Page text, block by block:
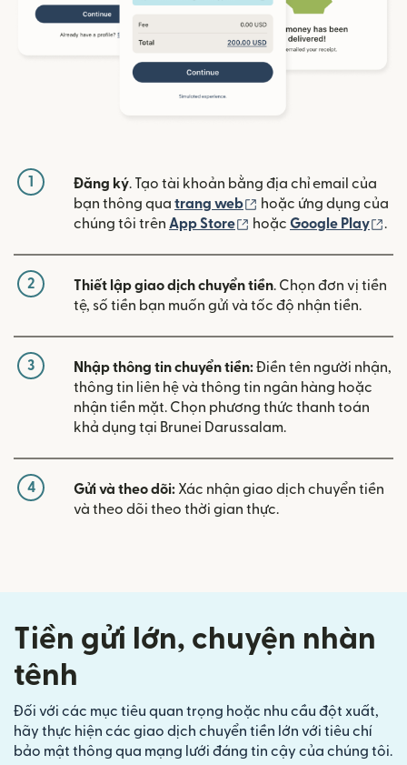
1 Đăng ký. Tạo tài khoản bằng địa chỉ email của
bạn thông qua trang web (mở trong cửa sổ mới)
hoặc ứng dụng của
chúng tôi trên App Store (mở trong cửa sổ mới)
hoặc Google Play .
2 Thiết lập giao dịch chuyển tiền. Chọn đơn vị tiền
tệ, số tiền bạn muốn gửi và tốc độ nhận tiền.
3 Nhập thông tin chuyển tiền:Điền tên người nhận,
thông tin liên hệ và thông tin ngân hàng hoặc
nhận tiền mặt. Chọn phương thức thanh toán
khả dụng tại Brunei Darussalam.
4 Gửi và theo dõi: Xác nhận giao dịch chuyển tiền
và theo dõi theo thời gian thực.
Tiền gửi lớn, chuyện nhàn
tênh
Đối với các mục tiêu quan trọng hoặc nhu cầu đột xuất,
hãy thực hiện các giao dịch chuyển tiền lớn với tiêu chí
bảo mật thông qua mạng lưới đáng tin cậy của chúng tôi.